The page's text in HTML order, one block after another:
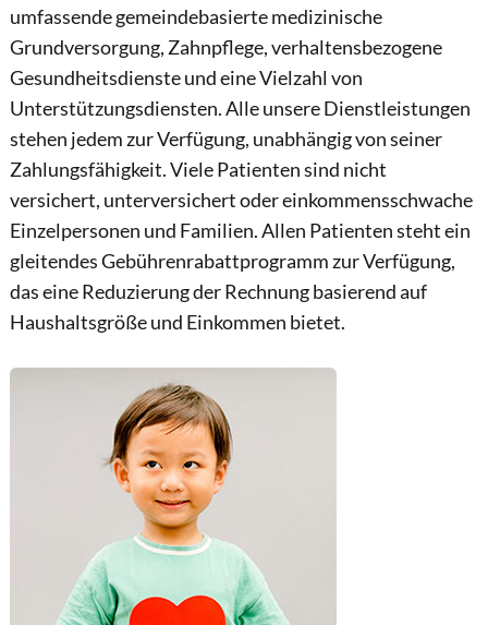
umfassende gemeindebasierte medizinische
Grundversorgung, Zahnpflege, verhaltensbezogene
Gesundheitsdienste und eine Vielzahl von
Unterstützungsdiensten. Alle unsere Dienstleistungen
stehen jedem zur Verfügung, unabhängig von seiner
Zahlungsfähigkeit. Viele Patienten sind nicht
versichert, unterversichert oder einkommensschwache
Einzelpersonen und Familien. Allen Patienten steht ein
gleitendes Gebührenrabattprogramm zur Verfügung,
das eine Reduzierung der Rechnung basierend auf
Haushaltsgröße und Einkommen bietet.